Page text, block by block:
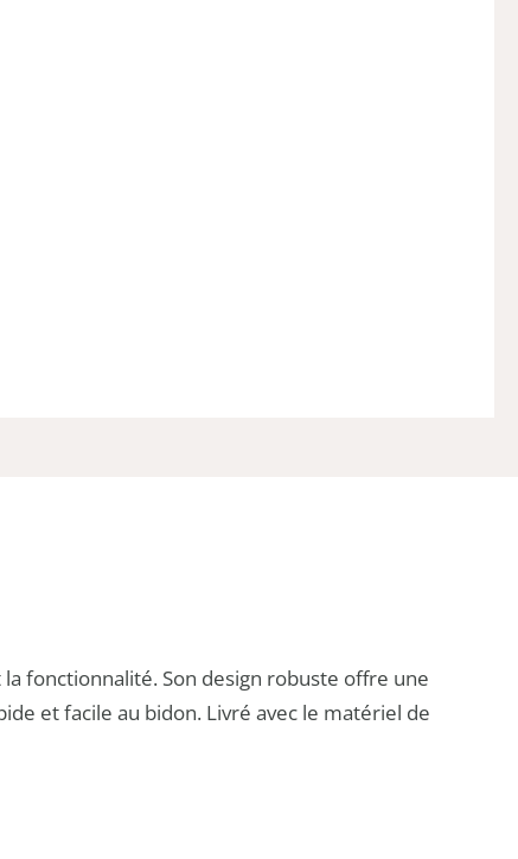
fonctionnalité. Son design robuste offre une
et facile au bidon. Livré avec le matériel de